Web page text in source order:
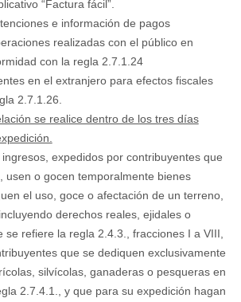
“Factura fácil”.
e información de pagos
realizadas con el público en
con la regla 2.7.1.24
en el extranjero para efectos fiscales
2.7.1.26.
se realice dentro de los tres días
expedidos por contribuyentes que
usen o gocen temporalmente bienes
el uso, goce o afectación de un terreno,
derechos reales, ejidales o
se refiere la regla 2.4.3., fracciones I a VIII,
que se dediquen exclusivamente
silvícolas, ganaderas o pesqueras en
2.7.4.1., y que para su expedición hagan